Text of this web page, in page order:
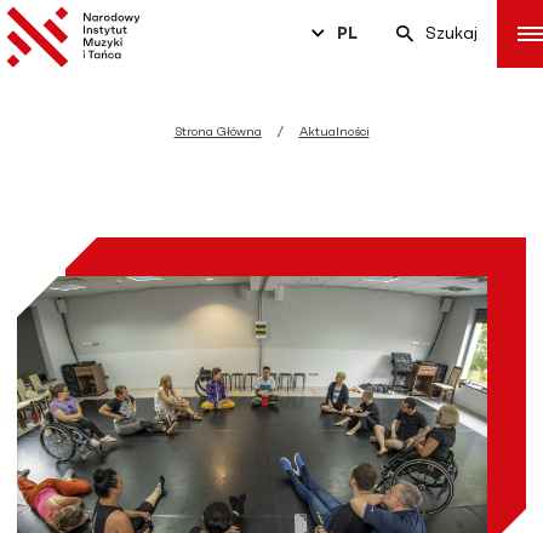
PL Szukaj
Strona Główna Aktualności